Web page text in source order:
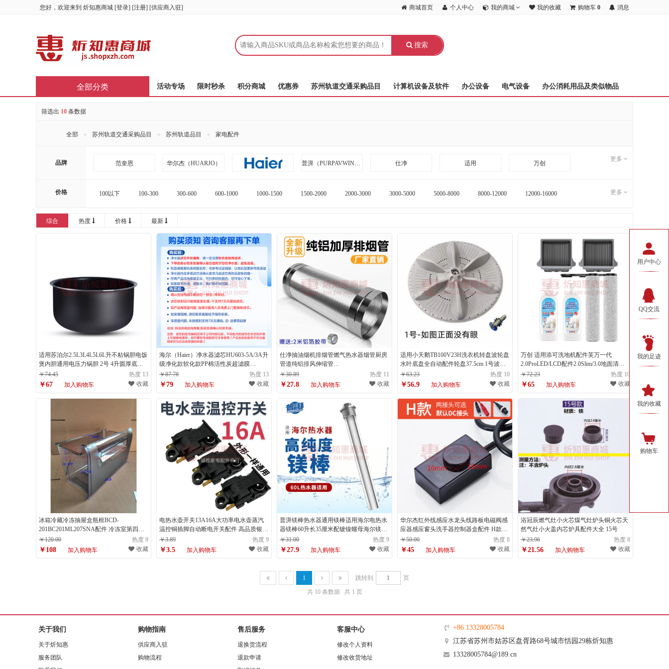
您好，欢迎来到 炘知惠商城 [登录] [注册] [供应商入驻] 商城首页 个人中心 我的商城 我的收藏 购物车 0 消息
搜索
活动专场 限时秒杀 积分商城 优惠券 苏州轨道交通采购品目 计算机设备及软件 办公设备 电气设备 办公消耗用品及类似物品
全部分类
筛选出 10 条数据
全部 苏州轨道交通采购品目 苏州轨道品目 家电配件
品牌 范奎恩 华尔杰（HUARJO） 普湃（PURPAVWINNER） 仕净 适用 万创
更多
价格 100以下 100-300 300-600 600-1000 1000-1500 1500-2000 2000-3000 3000-5000 5000-8000 8000-12000 12000-16000 更多
综合 热度 价格 最新
适用苏泊尔2.5L3L4L5L6L升不粘锅胆电饭
煲内胆通用电压力锅胆 2号 4升圆厚底不
粘内胆
￥74.45 热度 13
￥67 加入购物车 收藏
海尔（Haier）净水器滤芯HU603-5A/3A升
级净化款软化款PP棉活性炭超滤膜
ABCDE级滤芯 HU603-5净化版【3级后置
活性炭滤芯】
￥87.78 热度 13
￥79 加入购物车 收藏
仕净抽油烟机排烟管燃气热水器烟管厨房
管道纯铝排风伸缩管
60/90/150/160/170/180/190/200/250/300 纯
铝加厚【口径50*1.5m】不锈钢接头款
￥30.89 热度 11
￥27.8 加入购物车 收藏
适用小天鹅TB100V23H洗衣机转盘波轮盘
水叶底盘全自动配件轮盘37.5cm 1号波轮
盘-正面没有眼
￥63.23 热度 10
￥56.9 加入购物车 收藏
万创 适用添可洗地机配件芙万一代
2.0ProLED/LCD配件2.0Slim/3.0地面清洁
液清洁剂滚刷过滤网滤芯配件
￥72.23 热度 10
￥65 加入购物车 收藏
冰箱冷藏冷冻抽屉盒瓶框BCD-
201BC201ML207SNA配件 冷冻室第四层
抽屉
￥120.00 热度 9
￥108 加入购物车 收藏
电热水壶开关13A16A大功率电水壶蒸汽
温控铜插脚自动断电开关配件 高品质银触
点16A2个开关
￥3.89 热度 9
￥3.5 加入购物车 收藏
普湃镁棒热水器通用镁棒适用海尔电热水
器镁棒60升长35厘米配镀镍螺母海尔镁棒
60L
￥31.00 热度 9
￥27.9 加入购物车 收藏
华尔杰红外线感应水龙头线路板电磁阀感
应器感应窗头洗手器控制器盒配件 H款感
应头-圆头16*16
￥50.00 热度 8
￥45 加入购物车 收藏
浴冠辰燃气灶小火芯煤气灶炉头铜火芯天
然气灶小火盖内芯炉具配件大全 15号
￥23.96
热度 8
￥21.56 加入购物车 收藏
1 跳转到
页
共 10 条数据
共 1 页
关于我们
关于炘知惠
服务团队
购物指南
供应商入驻
购物流程
售后服务
退换货流程
退款申请
客服中心
修改个人资料
修改收货地址
+86 13328005784
江苏省苏州市姑苏区盘胥路68号城市恬园29栋炘知惠
13328005784@189.cn
用户中心
QQ交流
我的足迹
我的收藏
购物车